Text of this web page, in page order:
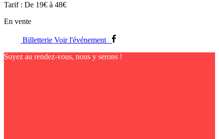
Tarif : De 19€ à 48€
En vente
BilletterieVoir l'événement
Soyez au rendez-vous, nous y serons !